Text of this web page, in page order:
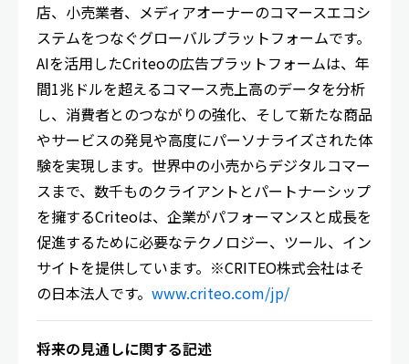
店、小売業者、メディアオーナーのコマースエコシ
ステムをつなぐグローバルプラットフォームです。
AIを活用したCriteoの広告プラットフォームは、年
間1兆ドルを超えるコマース売上高のデータを分析
し、消費者とのつながりの強化、そして新たな商品
やサービスの発見や高度にパーソナライズされた体
験を実現します。世界中の小売からデジタルコマー
スまで、数千ものクライアントとパートナーシップ
を擁するCriteoは、企業がパフォーマンスと成長を
促進するために必要なテクノロジー、ツール、イン
サイトを提供しています。※CRITEO株式会社はそ
の日本法人です。 www.criteo.com/jp/
将来の見通しに関する記述